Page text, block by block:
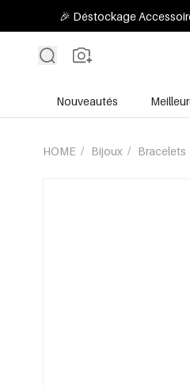
🎉 Déstockage
Nouveautés
HOME / Bijoux / Bracelets